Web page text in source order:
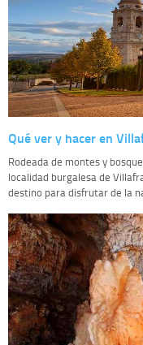
Qué ver y hacer en
Rodeada de montes y
localidad burgalesa de
destino para disfrutar de la